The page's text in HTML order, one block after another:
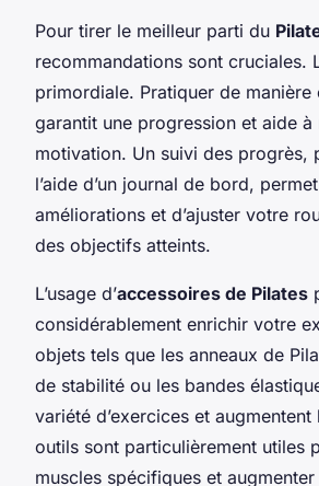
Pour tirer le meilleur parti du
recommandations sont cruciales.
primordiale. Pratiquer de manière
garantit une progression et aide à
motivation. Un suivi des progrès,
l’aide d’un journal de bord,
améliorations et d’ajuster votre
des objectifs atteints.
L’usage d’accessoires de Pilates
considérablement enrichir votre
objets tels que les anneaux de
de stabilité ou les bandes
variété d’exercices et
outils sont particulièrement utiles
muscles spécifiques et